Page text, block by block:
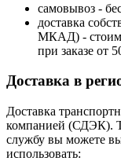
самовывоз -
доставка
МКАД) -
при заказе от
Доставка в
Доставка
компанией (СДЭК).
службу вы можете
использовать: